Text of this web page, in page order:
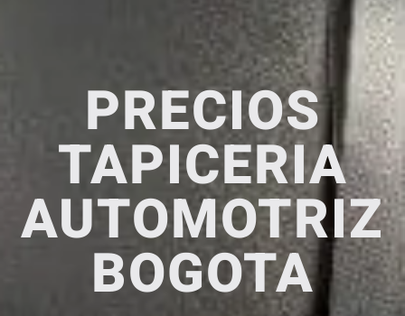
PRECIOS
TAPICERIA
AUTOMOTRIZ
BOGOTA